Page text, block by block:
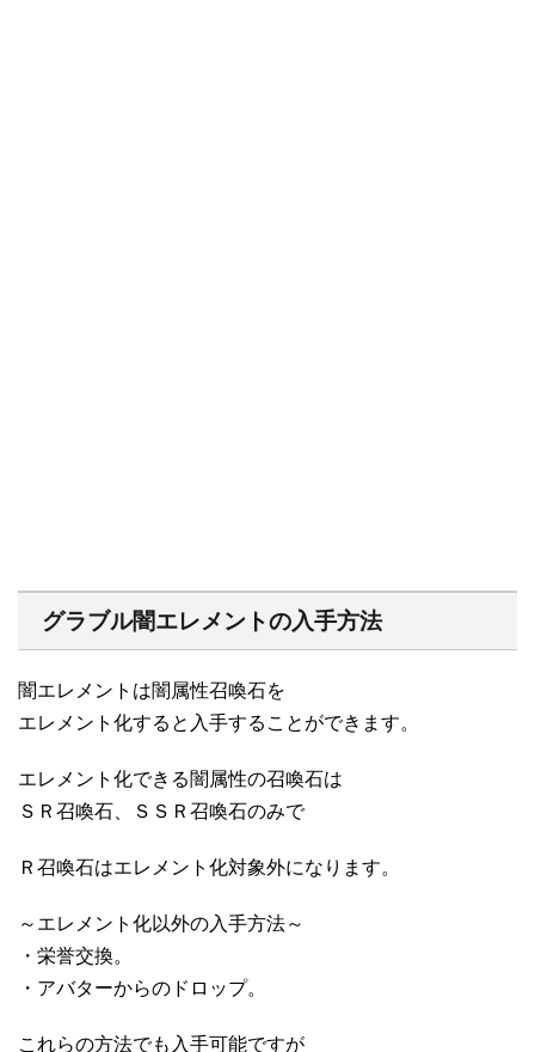
グラブル闇エレメントの入手方法
闇エレメントは闇属性召喚石を
エレメント化すると入手することができます。
エレメント化できる闇属性の召喚石は
ＳＲ召喚石、ＳＳＲ召喚石のみで
Ｒ召喚石はエレメント化対象外になります。
～エレメント化以外の入手方法～
・栄誉交換。
・アバターからのドロップ。
これらの方法でも入手可能ですが